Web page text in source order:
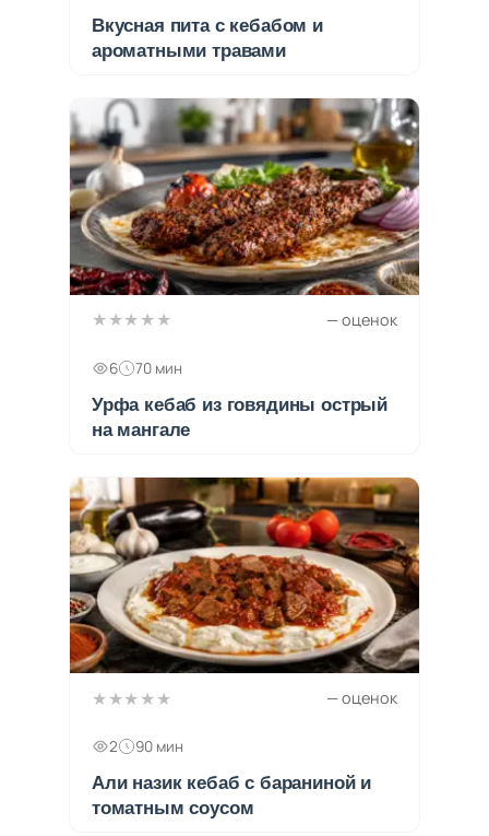
Вкусная пита с кебабом и
ароматными травами
★★★★★ — оценок
6 70 мин
Урфа кебаб из говядины острый
на мангале
★★★★★ — оценок
2 90 мин
Али назик кебаб с бараниной и
томатным соусом